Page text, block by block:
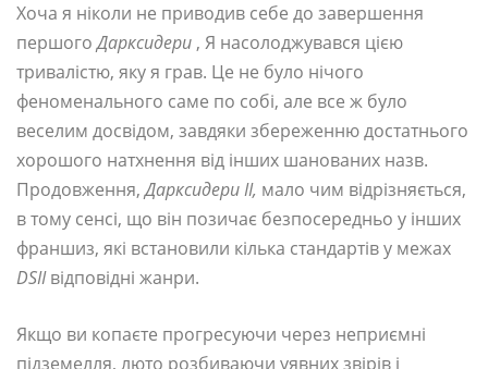
Хоча я ніколи не приводив себе до завершення
першогоДарксидери , Я насолоджувався цією
тривалістю, яку я грав. Це не було нічого
феноменального саме по собі, але все ж було
веселим досвідом, завдяки збереженню достатнього
хорошого натхнення від інших шанованих назв.
Продовження,Дарксидери II, мало чим відрізняється,
в тому сенсі, що він позичає безпосередньо у інших
франшиз, які встановили кілька стандартів у межах
DSIIвідповідні жанри.
Якщо ви копаєте прогресуючи через неприємні
підземелля, люто розбиваючи уявних звірів і